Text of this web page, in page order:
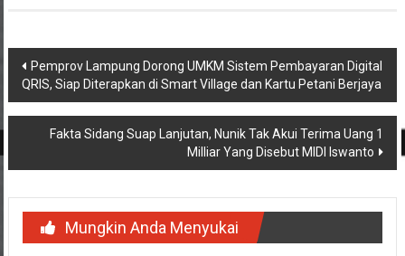
Navigasi
pos
Pemprov Lampung Dorong UMKM Sistem Pembayaran Digital
QRIS, Siap Diterapkan di Smart Village dan Kartu Petani Berjaya
Fakta Sidang Suap Lanjutan, Nunik Tak Akui Terima Uang 1
Milliar Yang Disebut MIDI Iswanto
Mungkin Anda Menyukai